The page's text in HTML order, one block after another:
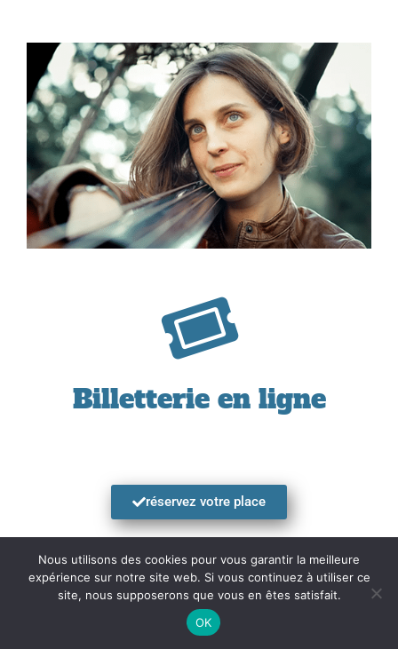
Billetterie en ligne
réservez votre place
Nous utilisons des cookies pour vous garantir la meilleure
expérience sur notre site web. Si vous continuez à utiliser ce
site, nous supposerons que vous en êtes satisfait.
OK